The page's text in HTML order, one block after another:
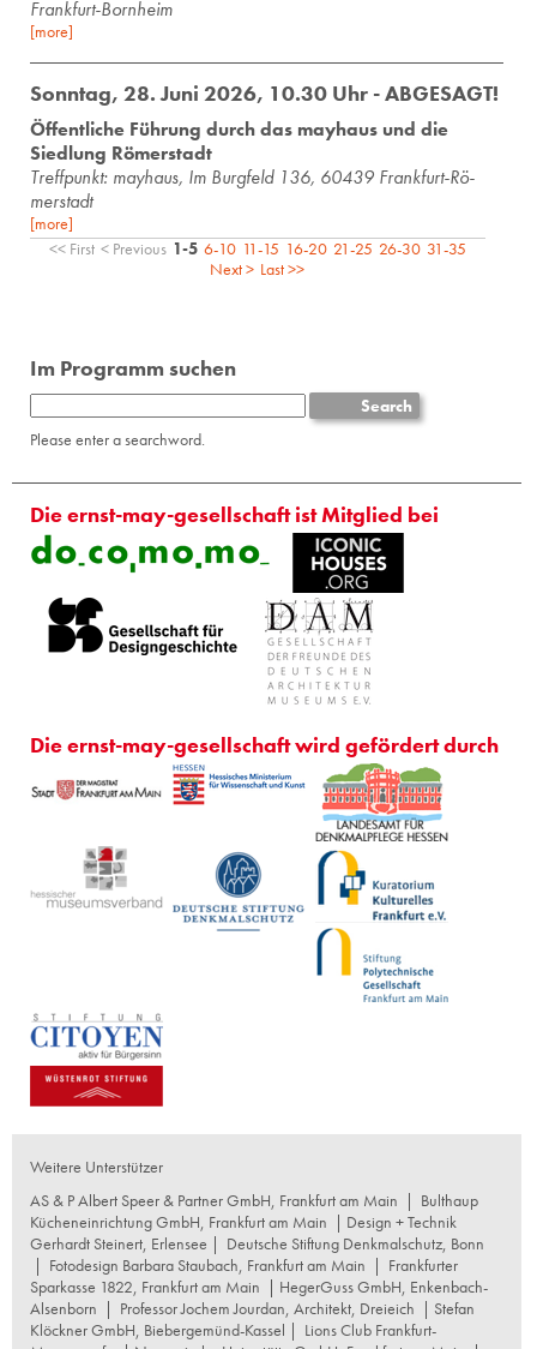
Frankfurt-Bornheim
[more]
Sonntag, 28. Juni 2026, 10.30 Uhr - ABGESAGT!
Öffentliche Führung durch das mayhaus und die
Siedlung Römerstadt
Treff­punkt: may­haus, Im Burg­feld 136, 60439 Frank­furt-Rö­
mer­stadt
[more]
<< First < Previous 1-5 6-10 11-15 16-20 21-25 26-30 31-35
Next > Last >>
Im Programm suchen
Please enter a searchword.
Die ernst-may-gesellschaft ist Mitglied bei
Die ernst-may-gesellschaft wird gefördert durch
Weitere Unterstützer
AS & P Albert Speer & Partner GmbH, Frankfurt am Main | Bulthaup
Kücheneinrichtung GmbH, Frankfurt am Main | Design + Technik
Gerhardt Steinert, Erlensee | Deutsche Stiftung Denkmalschutz, Bonn
| Fotodesign Barbara Staubach, Frankfurt am Main | Frankfurter
Sparkasse 1822, Frankfurt am Main | HegerGuss GmbH, Enkenbach-
Alsenborn | Professor Jochem Jourdan, Architekt, Dreieich | Stefan
Klöckner GmbH, Biebergemünd-Kassel | Lions Club Frankfurt-